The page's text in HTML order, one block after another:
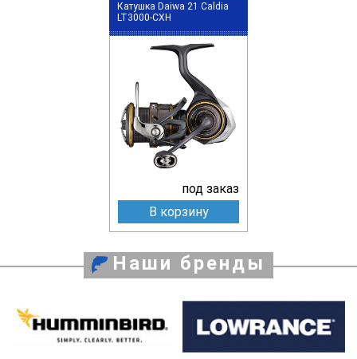
Катушка Daiwa 21 Caldia
LT3000-CXH
под заказ
В корзину
Наши бренды